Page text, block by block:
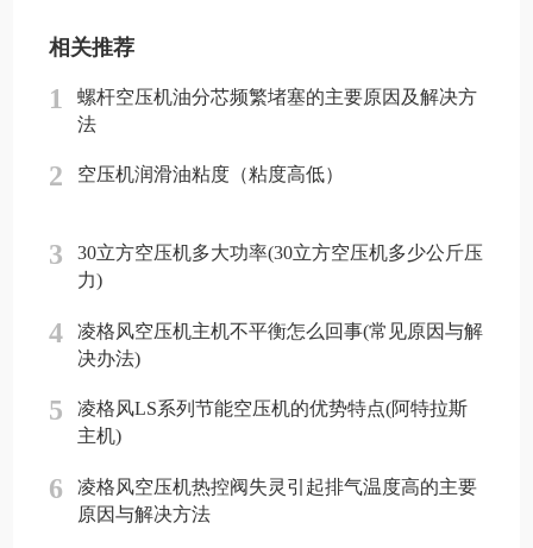
相关推荐
1
螺杆空压机油分芯频繁堵塞的主要原因及解决方
法
2 空压机润滑油粘度（粘度高低）
3
30立方空压机多大功率(30立方空压机多少公斤压
力)
4
凌格风空压机主机不平衡怎么回事(常见原因与解
决办法)
5
凌格风LS系列节能空压机的优势特点(阿特拉斯
主机)
6
凌格风空压机热控阀失灵引起排气温度高的主要
原因与解决方法